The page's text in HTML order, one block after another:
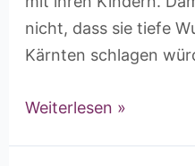
nicht, dass sie tiefe
Kärnten schlagen
Weiterlesen »